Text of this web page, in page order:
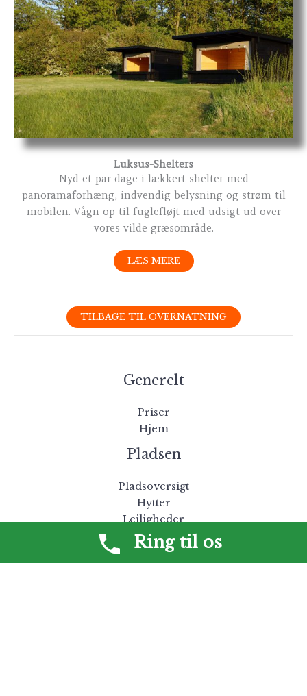
Luksus-Shelters
Nyd et par dage i lækkert shelter med
panoramaforhæng, indvendig belysning og strøm til
mobilen. Vågn op til fuglefløjt med udsigt ud over
vores vilde græsområde.
LÆS MERE
TILBAGE TIL OVERNATNING
Generelt
Priser
Hjem
Pladsen
Pladsoversigt
Hytter
Lejligheder
Pool
Oplevelser
Ring til os